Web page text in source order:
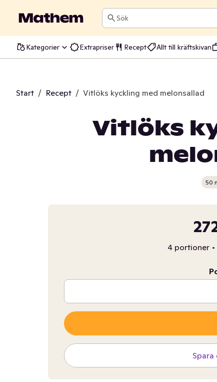
Sök
Kategorier Extrapriser Recept Allt till kräftskivan
Start / Recept / Vitlöks kyckling med melonsallad
Vitlöks
50
4 portioner •
Spara